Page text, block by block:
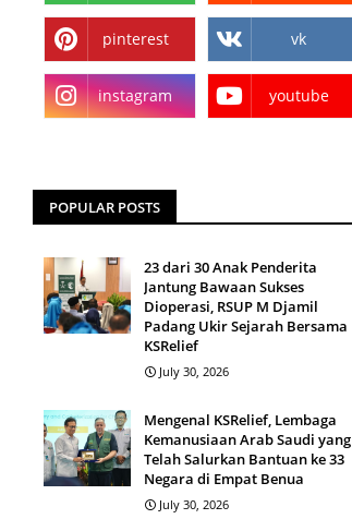
pinterest vk
instagram youtube
POPULAR POSTS
23 dari 30 Anak Penderita
Jantung Bawaan Sukses
Dioperasi, RSUP M Djamil
Padang Ukir Sejarah Bersama
KSRelief
July 30, 2026
Mengenal KSRelief, Lembaga
Kemanusiaan Arab Saudi yang
Telah Salurkan Bantuan ke 33
Negara di Empat Benua
July 30, 2026